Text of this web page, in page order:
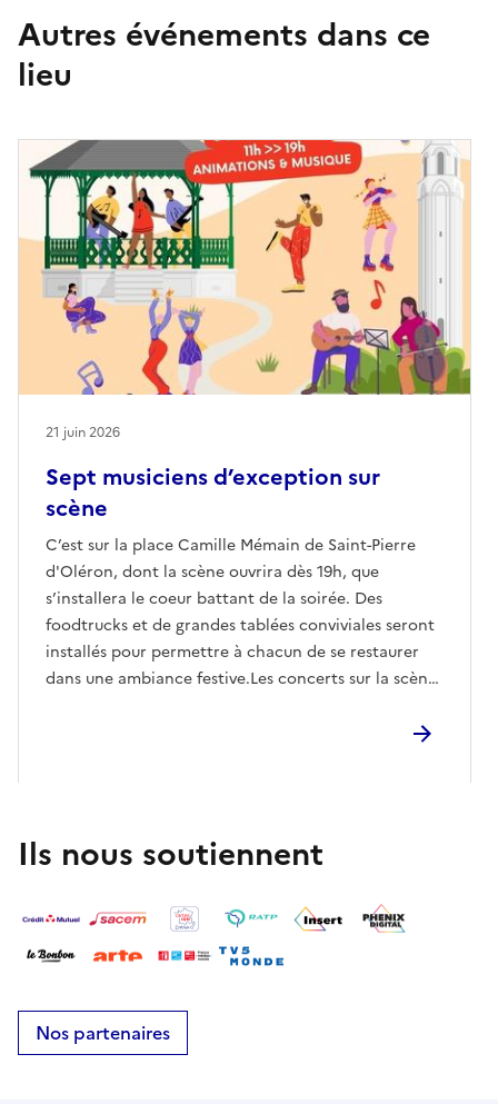
Autres événements dans ce
lieu
Sept musiciens d’exception sur
scène
C’est sur la place Camille Mémain de Saint-Pierre
d'Oléron, dont la scène ouvrira dès 19h, que
s’installera le coeur battant de la soirée. Des
foodtrucks et de grandes tablées conviviales seront
installés pour permettre à chacun de se restaurer
dans une ambiance festive.Les concerts sur la scène
Blue Short Band, qui assurera la première partie tout
sept musiciens d’exception, monteront sur scène
afin de faire revivre l’âme de cet artiste généreux et
invitera le public à vibrer au rythme de ses propres
compositions mais aussi des plus grands hits de ses
idoles, des Beatles à Prince en passant par Eric
21 juin 2026
Ils nous soutiennent
Nos partenaires